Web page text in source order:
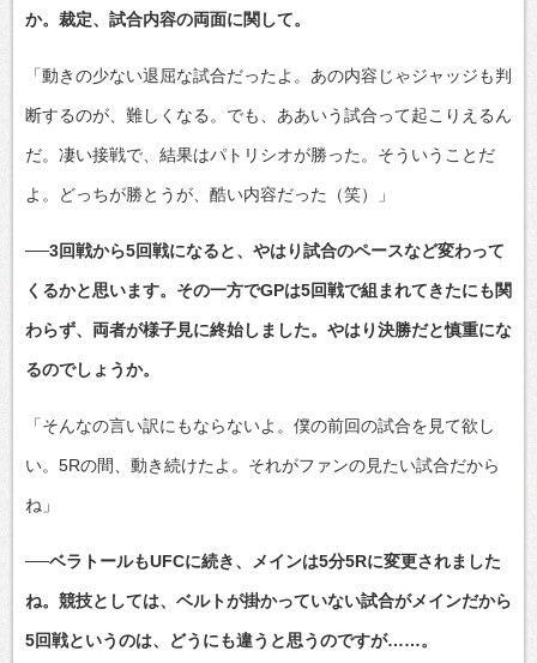
か。裁定、試合内容の両面に関して。
「動きの少ない退屈な試合だったよ。あの内容じゃジャッジも判
断するのが、難しくなる。でも、ああいう試合って起こりえるん
だ。凄い接戦で、結果はパトリシオが勝った。そういうことだ
よ。どっちが勝とうが、酷い内容だった（笑）」
──3回戦から5回戦になると、やはり試合のペースなど変わって
くるかと思います。その一方でGPは5回戦で組まれてきたにも関
わらず、両者が様子見に終始しました。やはり決勝だと慎重にな
るのでしょうか。
「そんなの言い訳にもならないよ。僕の前回の試合を見て欲し
い。5Rの間、動き続けたよ。それがファンの見たい試合だから
ね」
──ベラトールもUFCに続き、メインは5分5Rに変更されました
ね。競技としては、ベルトが掛かっていない試合がメインだから
5回戦というのは、どうにも違うと思うのですが……。